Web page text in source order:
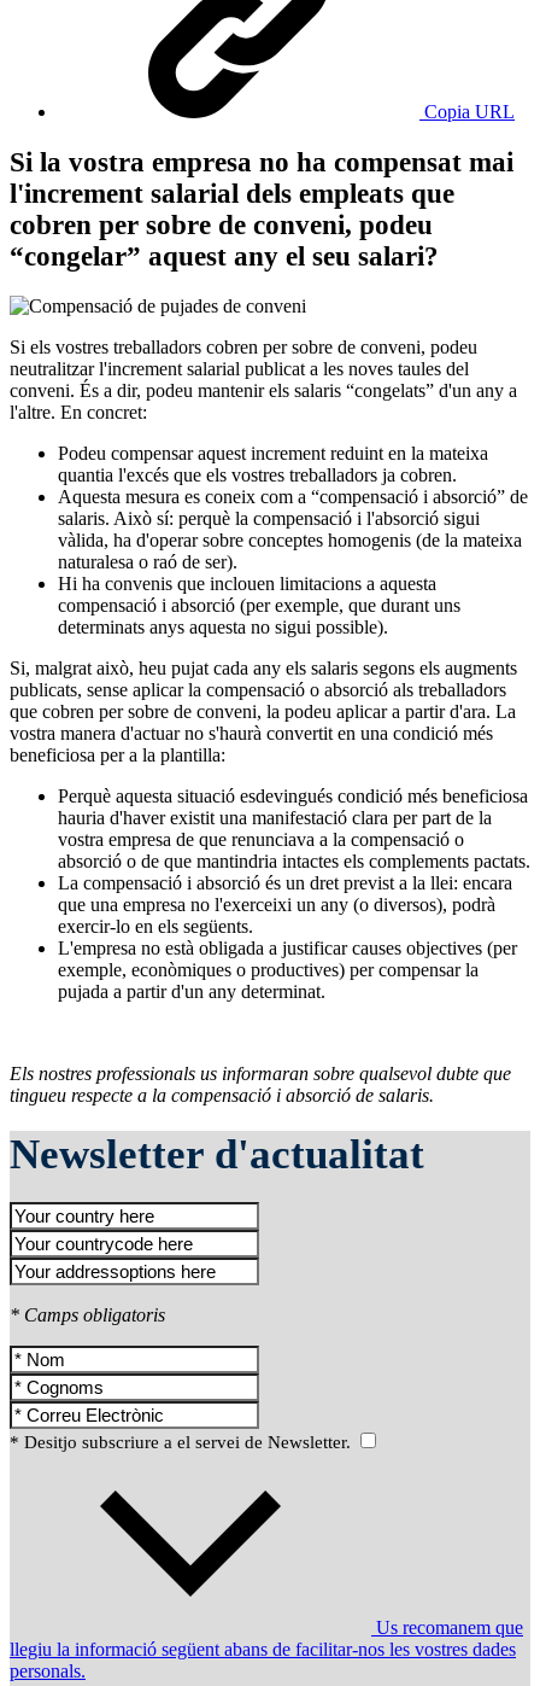
Copia URL
Si la vostra empresa no ha compensat mai
l'increment salarial dels empleats que
cobren per sobre de conveni, podeu
“congelar” aquest any el seu salari?
Si els vostres treballadors cobren per sobre de conveni, podeu
neutralitzar l'increment salarial publicat a les noves taules del
conveni. És a dir, podeu mantenir els salaris “congelats” d'un any a
l'altre. En concret:
Podeu compensar aquest increment reduint en la mateixa
quantia l'excés que els vostres treballadors ja cobren.
Aquesta mesura es coneix com a “compensació i absorció” de
salaris. Això sí: perquè la compensació i l'absorció sigui
vàlida, ha d'operar sobre conceptes homogenis (de la mateixa
naturalesa o raó de ser).
Hi ha convenis que inclouen limitacions a aquesta
compensació i absorció (per exemple, que durant uns
determinats anys aquesta no sigui possible).
Si, malgrat això, heu pujat cada any els salaris segons els augments
publicats, sense aplicar la compensació o absorció als treballadors
que cobren per sobre de conveni, la podeu aplicar a partir d'ara. La
vostra manera d'actuar no s'haurà convertit en una condició més
beneficiosa per a la plantilla:
Perquè aquesta situació esdevingués condició més beneficiosa
hauria d'haver existit una manifestació clara per part de la
vostra empresa de que renunciava a la compensació o
absorció o de que mantindria intactes els complements pactats.
La compensació i absorció és un dret previst a la llei: encara
que una empresa no l'exerceixi un any (o diversos), podrà
exercir-lo en els següents.
L'empresa no està obligada a justificar causes objectives (per
exemple, econòmiques o productives) per compensar la
pujada a partir d'un any determinat.
Els nostres professionals us informaran sobre qualsevol dubte que
tingueu respecte a la compensació i absorció de salaris.
Newsletter d'actualitat
* Camps obligatoris
* Desitjo subscriure a el servei de Newsletter.
Us recomanem que
llegiu la informació següent abans de facilitar-nos les vostres dades
personals.